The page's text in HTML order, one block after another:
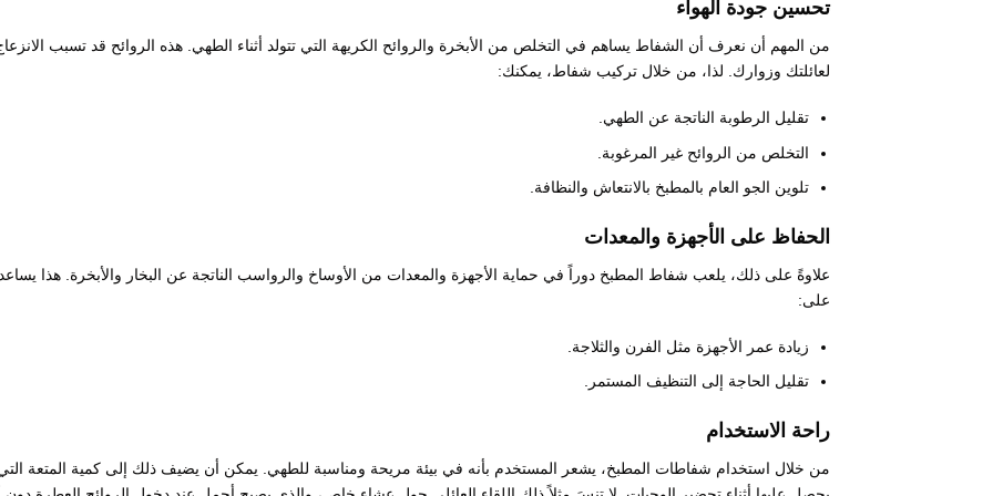
تحسين جودة الهواء
من المهم أن نعرف أن الشفاط يساهم في التخلص من الأبخرة والروائح الكريهة التي تتولد أثناء الطهي. هذه الروائح قد تسبب
لعائلتك وزوارك. لذا، من خلال تركيب شفاط، يمكنك:
تقليل الرطوبة الناتجة عن الطهي.
التخلص من الروائح غير المرغوبة.
تلوين الجو العام بالمطبخ بالانتعاش والنظافة.
الحفاظ على الأجهزة والمعدات
علاوةً على ذلك، يلعب شفاط المطبخ دوراً في حماية الأجهزة والمعدات من الأوساخ والرواسب الناتجة عن البخار والأبخرة. هذا
على:
زيادة عمر الأجهزة مثل الفرن والثلاجة.
تقليل الحاجة إلى التنظيف المستمر.
راحة الاستخدام
من خلال استخدام شفاطات المطبخ، يشعر المستخدم بأنه في بيئة مريحة ومناسبة للطهي. يمكن أن يضيف ذلك إلى كمية المتعة